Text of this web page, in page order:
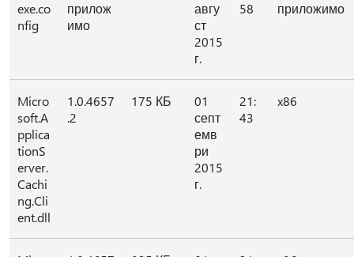
exe.co
nfig
прилож
имо
авгу
ст
2015
г.
58
приложимо
Micro
soft.A
pplica
tionS
erver.
Cachi
ng.Cli
ent.dll
1.0.4657
.2
175 КБ
01
септ
емв
ри
2015
г.
21:
43
x86